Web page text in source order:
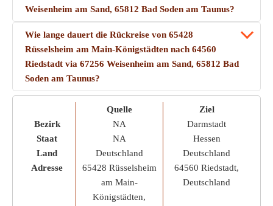
Weisenheim am Sand, 65812 Bad Soden am Taunus?
Wie lange dauert die Rückreise von 65428
Rüsselsheim am Main-Königstädten nach 64560
Riedstadt via 67256 Weisenheim am Sand, 65812 Bad
Soden am Taunus?
Bezirk
Staat
Land
Adresse
Quelle
NA
NA
Deutschland
65428 Rüsselsheim
am Main-
Königstädten,
Ziel
Darmstadt
Hessen
Deutschland
64560 Riedstadt,
Deutschland